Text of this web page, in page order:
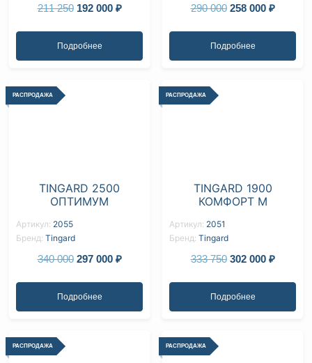
211 250 192 000₽
Подробнее
290 000 258 000₽
Подробнее
TINGARD 2500
ОПТИМУМ
Артикул: 2055
Бренд: Tingard
340 000 297 000₽
Подробнее
РАСПРОДАЖА
TINGARD 1900
КОМФОРТ M
Артикул: 2051
Бренд: Tingard
333 750 302 000₽
Подробнее
РАСПРОДАЖА
РАСПРОДАЖА РАСПРОДАЖА